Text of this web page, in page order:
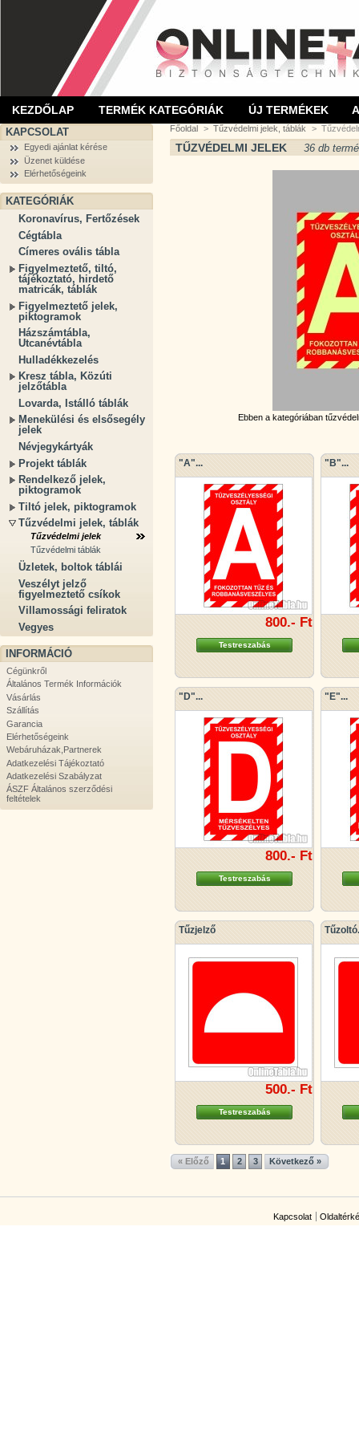
KEZDŐLAP TERMÉK KATEGÓRIÁK ÚJ TERMÉKEK
KAPCSOLAT
Egyedi ajánlat kérése
Üzenet küldése
Elérhetőségeink
KATEGÓRIÁK
Koronavírus, Fertőzések
Cégtábla
Címeres ovális tábla
Figyelmeztető, tiltó,
tájékoztató, hirdető
matricák, táblák
Figyelmeztető jelek,
piktogramok
Házszámtábla,
Utcanévtábla
Hulladékkezelés
Kresz tábla, Közúti
jelzőtábla
Lovarda, Istálló táblák
Menekülési és elsősegély
jelek
Névjegykártyák
Projekt táblák
Rendelkező jelek,
piktogramok
Tiltó jelek, piktogramok
Tűzvédelmi jelek, táblák
Tűzvédelmi jelek
Tűzvédelmi táblák
Üzletek, boltok táblái
Veszélyt jelző
figyelmeztető csíkok
Villamossági feliratok
Vegyes
INFORMÁCIÓ
Cégünkről
Általános Termék Információk
Vásárlás
Szállítás
Garancia
Elérhetőségeink
Webáruházak,Partnerek
Adatkezelési Tájékoztató
Adatkezelési Szabályzat
ÁSZF Általános szerződési
feltételek
Főoldal > Tűzvédelmi jelek, táblák >
TŰZVÉDELMI JELEK 36 db
Ebben a kategóriában
"A"...
800.- Ft
Testreszabás
"B"...
"D"...
800.- Ft
Testreszabás
"E"...
Tűzjelző
500.- Ft
Testreszabás
« Előző 1 2 3 Következő »
Kapcsolat